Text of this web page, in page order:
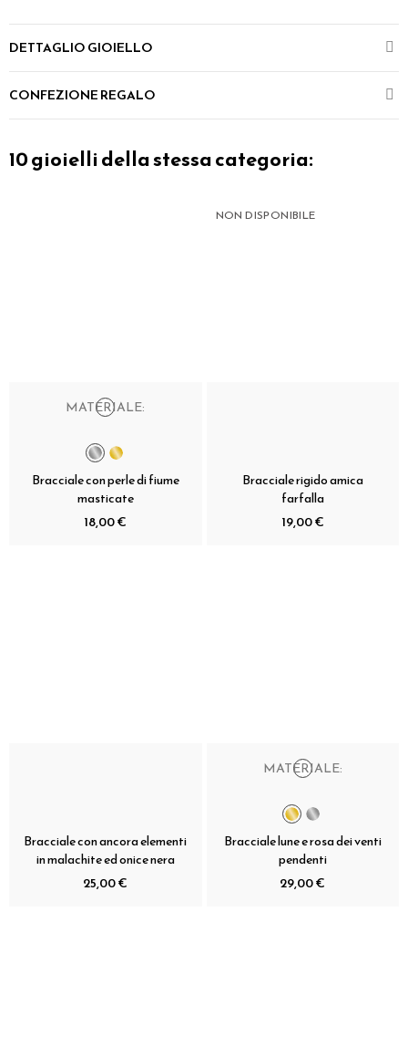
DETTAGLIO GIOIELLO
CONFEZIONE REGALO
10 gioielli della stessa categoria:
MATERIALE:
Bracciale con perle di fiume
masticate
18,00 €
NON DISPONIBILE
Bracciale rigido amica
farfalla
19,00 €
Bracciale con ancora elementi
in malachite ed onice nera
25,00 €
MATERIALE:
Bracciale lune e rosa dei venti
pendenti
29,00 €